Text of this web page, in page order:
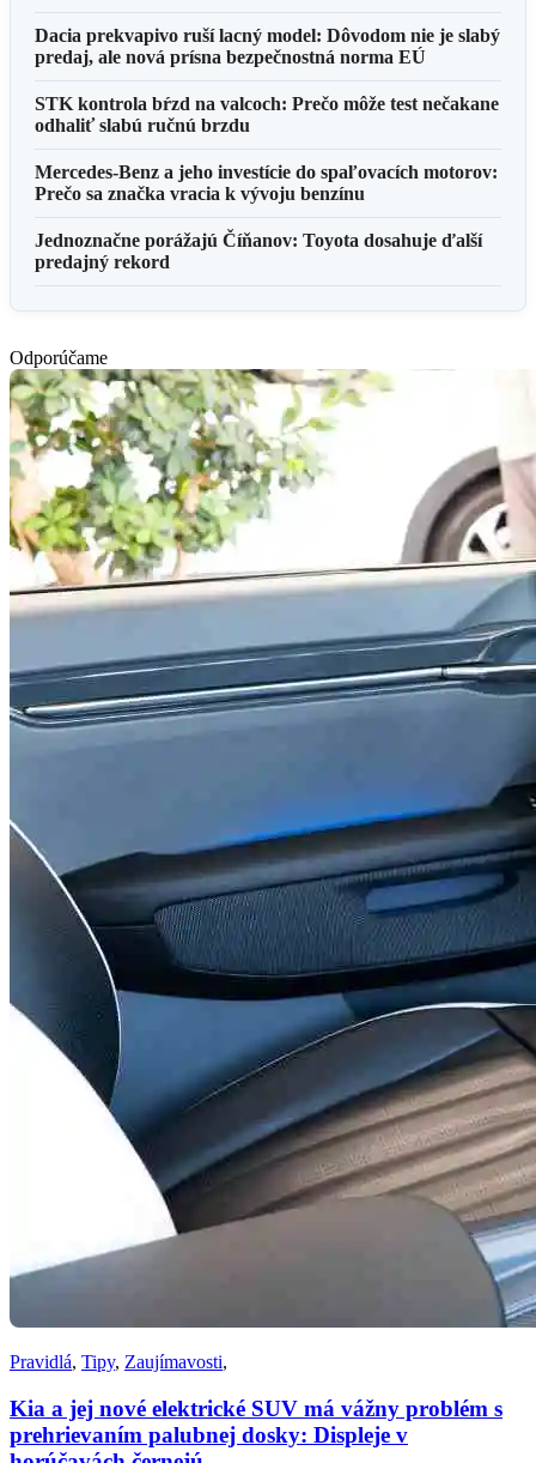
Dacia prekvapivo ruší lacný model: Dôvodom nie je slabý
predaj, ale nová prísna bezpečnostná norma EÚ
STK kontrola bŕzd na valcoch: Prečo môže test nečakane
odhaliť slabú ručnú brzdu
Mercedes-Benz a jeho investície do spaľovacích motorov:
Prečo sa značka vracia k vývoju benzínu
Jednoznačne porážajú Číňanov: Toyota dosahuje ďalší
predajný rekord
Odporúčame
Pravidlá, Tipy, Zaujímavosti,
Kia a jej nové elektrické SUV má vážny problém s
prehrievaním palubnej dosky: Displeje v